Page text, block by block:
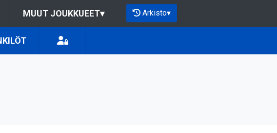
MUUT JOUKKUEET▾ Arkisto▾